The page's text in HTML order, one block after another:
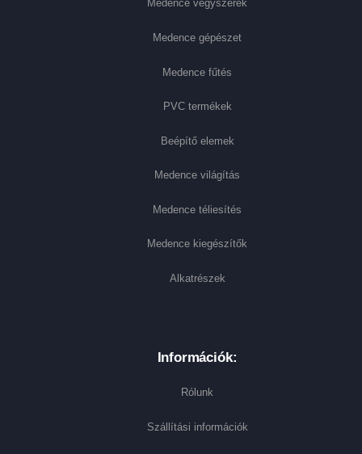
Medence vegyszerek
Medence gépészet
Medence fűtés
PVC termékek
Beépítő elemek
Medence világítás
Medence téliesítés
Medence kiegészítők
Alkatrészek
Információk:
Rólunk
Szállítási információk